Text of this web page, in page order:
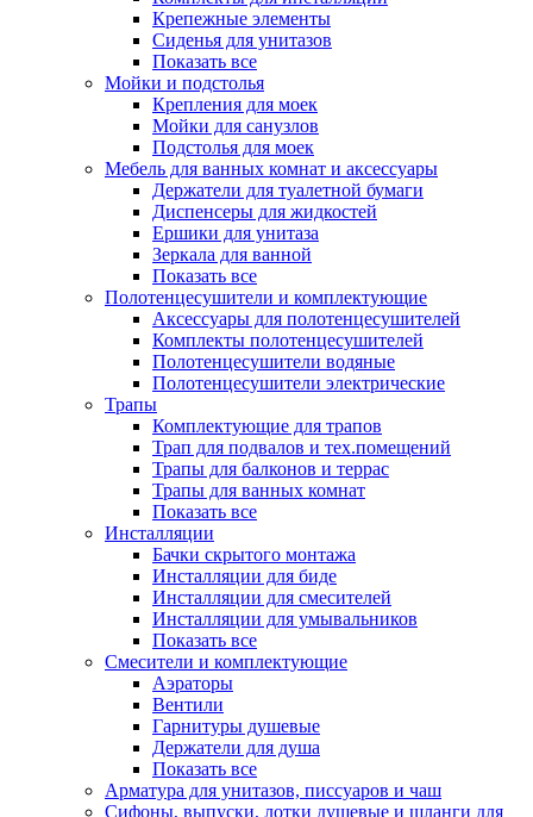
Крепежные элементы
Сиденья для унитазов
Показать все
Мойки и подстолья
Крепления для моек
Мойки для санузлов
Подстолья для моек
Мебель для ванных комнат и аксессуары
Держатели для туалетной бумаги
Диспенсеры для жидкостей
Ершики для унитаза
Зеркала для ванной
Показать все
Полотенцесушители и комплектующие
Аксессуары для полотенцесушителей
Комплекты полотенцесушителей
Полотенцесушители водяные
Полотенцесушители электрические
Трапы
Комплектующие для трапов
Трап для подвалов и тех.помещений
Трапы для балконов и террас
Трапы для ванных комнат
Показать все
Инсталляции
Бачки скрытого монтажа
Инсталляции для биде
Инсталляции для смесителей
Инсталляции для умывальников
Показать все
Смесители и комплектующие
Аэраторы
Вентили
Гарнитуры душевые
Держатели для душа
Показать все
Арматура для унитазов, писсуаров и чаш
Сифоны, выпуски, лотки душевые и шланги для